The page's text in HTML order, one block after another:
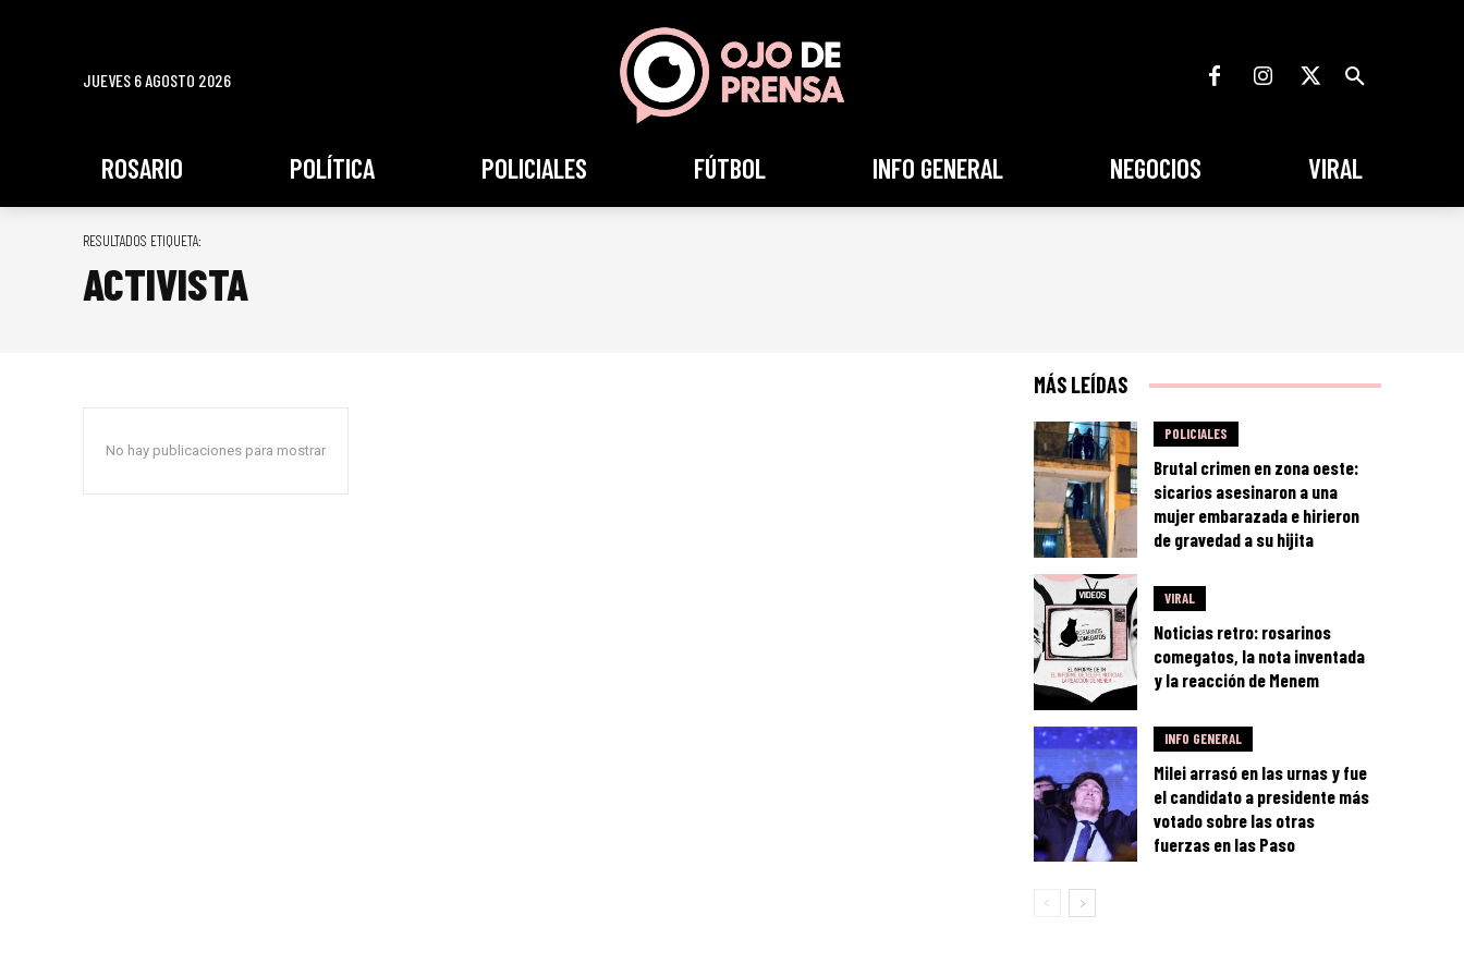
JUEVES 6 AGOSTO 2026
ROSARIO POLÍTICA POLICIALES FÚTBOL INFO GENERAL NEGOCIOS VIRAL
RESULTADOS ETIQUETA:
ACTIVISTA
No hay publicaciones para mostrar
MÁS LEÍDAS
POLICIALES
Brutal crimen en zona oeste:
sicarios asesinaron a una
mujer embarazada e hirieron
de gravedad a su hijita
VIRAL
Noticias retro: rosarinos
comegatos, la nota inventada
y la reacción de Menem
INFO GENERAL
Milei arrasó en las urnas y fue
el candidato a presidente más
votado sobre las otras
fuerzas en las Paso